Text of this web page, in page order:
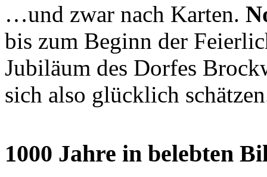
…und zwar nach Karten.
bis zum Beginn der
Jubiläum des Dorfes
sich also glücklich
1000 Jahre in belebten